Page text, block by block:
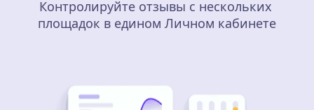
Контролируйте отзывы с нескольких
площадок в едином Личном кабинете